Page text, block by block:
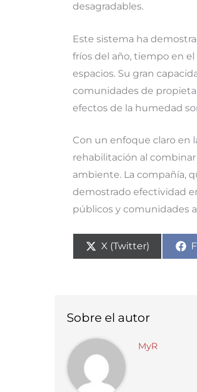
desagradables.
Este sistema ha
fríos del año, tiempo en
espacios. Su gran
comunidades de
efectos de la humedad
Con un enfoque claro en
rehabilitación al
ambiente. La compañía,
demostrado efectividad
públicos y comunidades
Compartir
en
X (Twitter)
Sobre el autor
MyR